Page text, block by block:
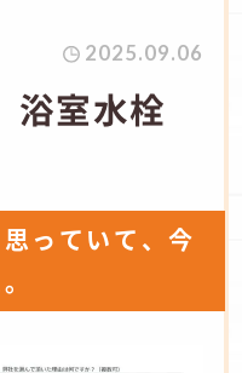
2025.09.06
室水栓
っていて、今